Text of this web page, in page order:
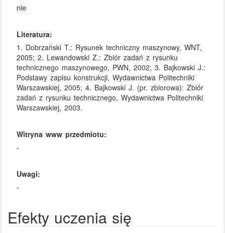
nie
Literatura:
1. Dobrzański T.: Rysunek techniczny maszynowy, WNT,
2005; 2. Lewandowski Z.: Zbiór zadań z rysunku
technicznego maszynowego, PWN, 2002; 3. Bajkowski J.:
Podstawy zapisu konstrukcji, Wydawnictwa Politechniki
Warszawskiej, 2005; 4. Bajkowski J. (pr. zbiorowa): Zbiór
zadań z rysunku technicznego, Wydawnictwa Politechniki
Warszawskiej, 2003.
Witryna www przedmiotu:
-
Uwagi:
-
Efekty uczenia się